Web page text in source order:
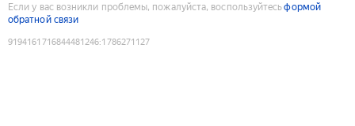
Если у вас возникли проблемы, пожалуйста, воспользуйтесьформой
обратной связи
9194161716844481246:1786271127